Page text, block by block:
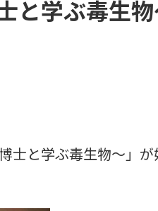
学ぶ毒生物
士と学ぶ毒生物～」が